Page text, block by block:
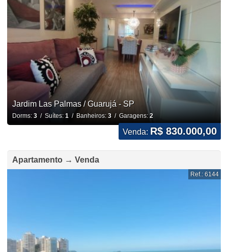
Jardim Las Palmas / Guarujá - SP
Dorms: 3/ Suítes: 1/ Banheiros: 3/ Garagens:2
Venda: R$ 830.000,00
Apartamento → Venda
Ref.: 6144